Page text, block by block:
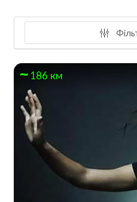
186 км